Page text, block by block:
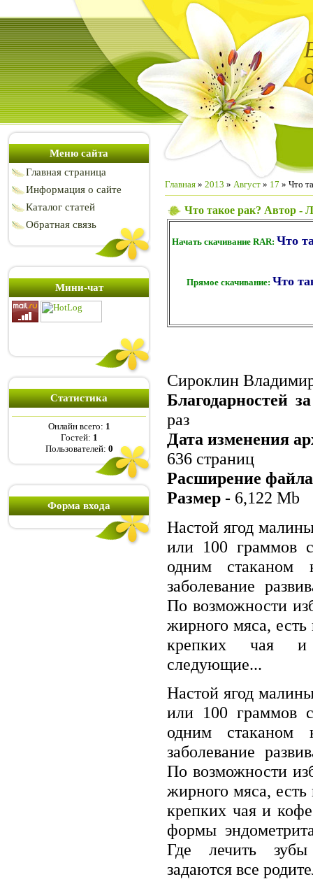
Меню сайта
Главная страница
Информация о сайте
Каталог статей
Обратная связь
Мини-чат
Статистика
Онлайн всего: 1
Гостей: 1
Пользователей: 0
Форма входа
Главная » 2013 » Август » 17 » Что
Что такое рак? Автор -
Начать скачивание RAR: Что
Прямое скачивание: Что
Сироклин
Благодарностей
раз
Дата изменения
636 страниц
Расширение
Размер - 6,122 Mb
Настой ягод
или 100 граммов
одним стаканом
заболевание
По возможности
жирного мяса,
крепких чая
следующие...
Настой ягод
или 100 граммов
одним стаканом
заболевание
По возможности
жирного мяса,
крепких чая и
формы
Где лечить
задаются все